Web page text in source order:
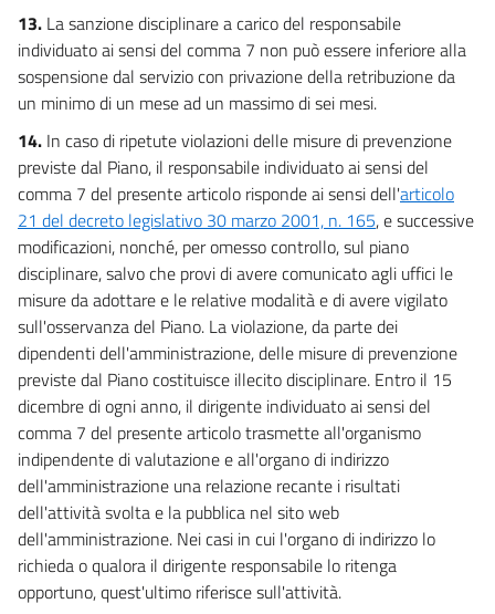
13. La sanzione disciplinare a carico del responsabile
individuato ai sensi del comma 7 non può essere inferiore alla
sospensione dal servizio con privazione della retribuzione da
un minimo di un mese ad un massimo di sei mesi.
14. In caso di ripetute violazioni delle misure di prevenzione
previste dal Piano, il responsabile individuato ai sensi del
comma 7 del presente articolo risponde ai sensi dell'articolo
21 del decreto legislativo 30 marzo 2001, n. 165, e successive
modificazioni, nonché, per omesso controllo, sul piano
disciplinare, salvo che provi di avere comunicato agli uffici le
misure da adottare e le relative modalità e di avere vigilato
sull'osservanza del Piano. La violazione, da parte dei
dipendenti dell'amministrazione, delle misure di prevenzione
previste dal Piano costituisce illecito disciplinare. Entro il 15
dicembre di ogni anno, il dirigente individuato ai sensi del
comma 7 del presente articolo trasmette all'organismo
indipendente di valutazione e all'organo di indirizzo
dell'amministrazione una relazione recante i risultati
dell'attività svolta e la pubblica nel sito web
dell'amministrazione. Nei casi in cui l'organo di indirizzo lo
richieda o qualora il dirigente responsabile lo ritenga
opportuno, quest'ultimo riferisce sull'attività.